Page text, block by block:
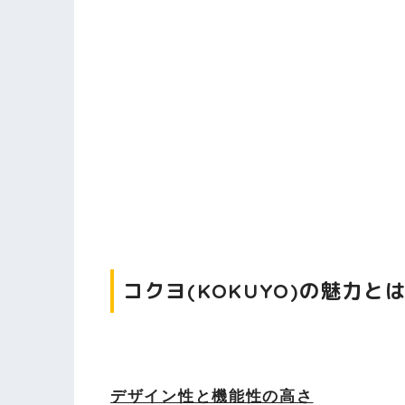
コクヨ(KOKUYO)の魅力と
デザイン性と機能性の高さ